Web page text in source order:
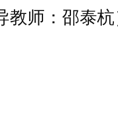
教师：邵泰杭